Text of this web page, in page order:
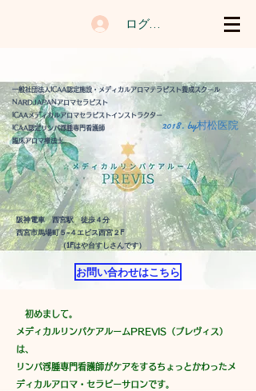
ログイン
一般社団法人ICAA認定施設・メディカルアロマテラピスト養成スクール
​​NARDJAPANアロマセラピスト
ICAAメディカルアロマセラピストインストラクター
​ICAA認定リンパ浮腫専門看護師
​臨床アロマ療法士
2018. by村松医院
阪神電車 西宮駅 徒歩４分
​西宮市馬場町５−４エビス西宮２F
​ （1Fはや台すしさんです）
お問い合わせはこちら
初めまして。
メディカルリンパケアルームPREVIS（プレヴィス）
は、
リンパ浮腫専門看護師がケアをするちょっとかわったメ
ディカルアロマ・セラピーサロンです。